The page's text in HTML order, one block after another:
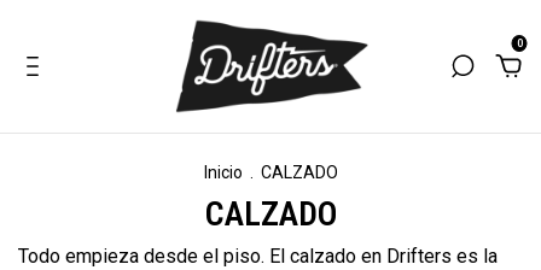
0
Inicio CALZADO
CALZADO
Todo empieza desde el piso. El calzado en Drifters es la